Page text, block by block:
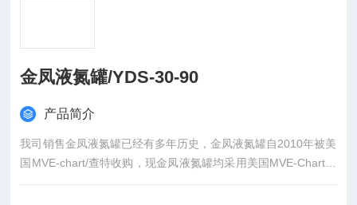
金凤液氮罐/YDS-30-90
产品简介
我司销售金凤液氮罐已经有多年历史，金凤液氮罐自2010年被美
国MVE-chart/查特收购，现金凤液氮罐均采用美国MVE-Chart生
产线生产，通过持续的技术创新及市场拓展，公司现已成为发展*